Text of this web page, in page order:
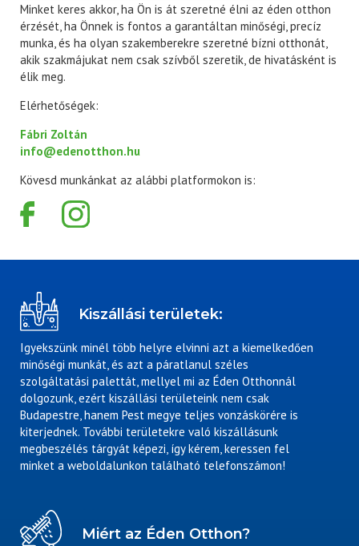
Minket keres akkor, ha Ön is át szeretné élni az éden otthon
érzését, ha Önnek is fontos a garantáltan minőségi, precíz
munka, és ha olyan szakemberekre szeretné bízni otthonát,
akik szakmájukat nem csak szívből szeretik, de hivatásként is
élik meg.
Elérhetőségek:
Fábri Zoltán
info@edenotthon.hu
Kövesd munkánkat az alábbi platformokon is:
Kiszállási területek:
Igyekszünk minél több helyre elvinni azt a kiemelkedően
minőségi munkát, és azt a páratlanul széles
szolgáltatási palettát, mellyel mi az Éden Otthonnál
dolgozunk, ezért kiszállási területeink nem csak
Budapestre, hanem Pest megye teljes vonzáskörére is
kiterjednek. További területekre való kiszállásunk
megbeszélés tárgyát képezi, így kérem, keressen fel
minket a weboldalunkon található telefonszámon!
Miért az Éden Otthon?